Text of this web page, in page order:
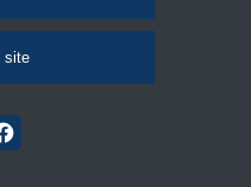
site